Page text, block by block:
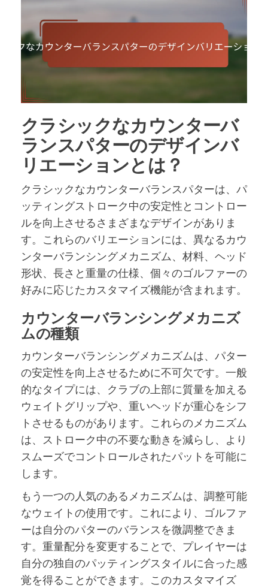
クラシックなカウンターバ
ランスパターのデザインバ
リエーションとは？
クラシックなカウンターバランスパターは、パ
ッティングストローク中の安定性とコントロー
ルを向上させるさまざまなデザインがありま
す。これらのバリエーションには、異なるカウ
ンターバランシングメカニズム、材料、ヘッド
形状、長さと重量の仕様、個々のゴルファーの
好みに応じたカスタマイズ機能が含まれます。
カウンターバランシングメカニズ
ムの種類
カウンターバランシングメカニズムは、パター
の安定性を向上させるために不可欠です。一般
的なタイプには、クラブの上部に質量を加える
ウェイトグリップや、重いヘッドが重心をシフ
トさせるものがあります。これらのメカニズム
は、ストローク中の不要な動きを減らし、より
スムーズでコントロールされたパットを可能に
します。
もう一つの人気のあるメカニズムは、調整可能
なウェイトの使用です。これにより、ゴルファ
ーは自分のパターのバランスを微調整できま
す。重量配分を変更することで、プレイヤーは
自分の独自のパッティングスタイルに合った感
覚を得ることができます。このカスタマイズ